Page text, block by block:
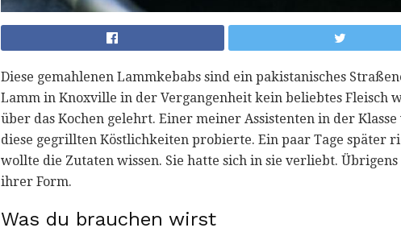
Diese gemahlenen Lammkebabs sind ein pakistanisches
Lamm in Knoxville in der Vergangenheit kein beliebtes Fleisch
über das Kochen gelehrt. Einer meiner Assistenten in der
diese gegrillten Köstlichkeiten probierte. Ein paar Tage später
wollte die Zutaten wissen. Sie hatte sich in sie verliebt.
ihrer Form.
Was du brauchen wirst